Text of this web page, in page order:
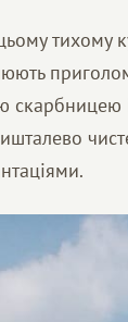
тихому
скарбницею